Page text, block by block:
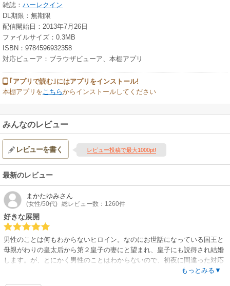
雑誌： ハーレクイン
DL期限：無期限
配信開始日：2013年7月26日
ファイルサイズ：0.3MB
ISBN：9784596932358
対応ビューア：ブラウザビューア、本棚アプリ
｢アプリで読む｣にはアプリをインストール!
本棚アプリをこちらからインストールしてください
みんなのレビュー
レビューを書く レビュー投稿で最大1000pt!
最新のレビュー
まかたゆみさん
(女性/50代) 総レビュー数：1260件
好きな展開
男性のことは何もわからないヒロイン。なのにお世話になっている国王と
母親がわりの皇太后から第２皇子の妻にと望まれ、皇子にも説得され結婚
します。が、とにかく男性のことはわからないので、初夜に間違った対応
をしてしまい、皇子との仲がこじれ悩みます。皇子の方にも前妻との間に
もっとみる▼